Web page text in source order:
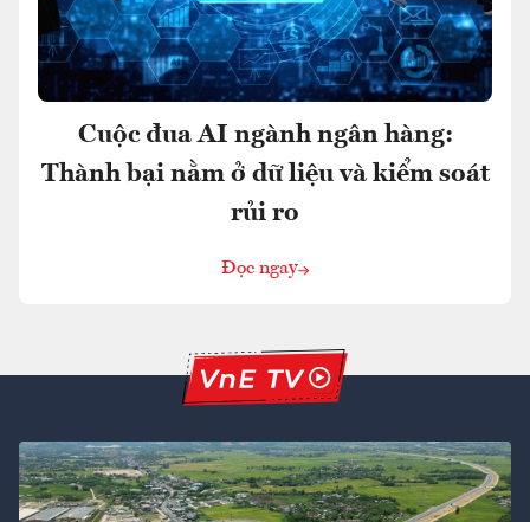
Cuộc đua AI ngành ngân hàng:
Thành bại nằm ở dữ liệu và kiểm soát
rủi ro
Đọc ngay